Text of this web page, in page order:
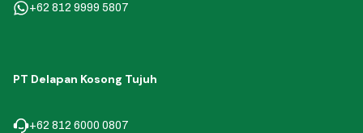
+62 812 9999 5807
PT Delapan Kosong Tujuh
+62 812 6000 0807